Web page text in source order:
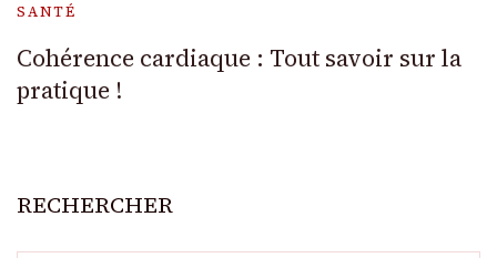
SANTÉ
Cohérence cardiaque : Tout savoir sur la
pratique !
RECHERCHER